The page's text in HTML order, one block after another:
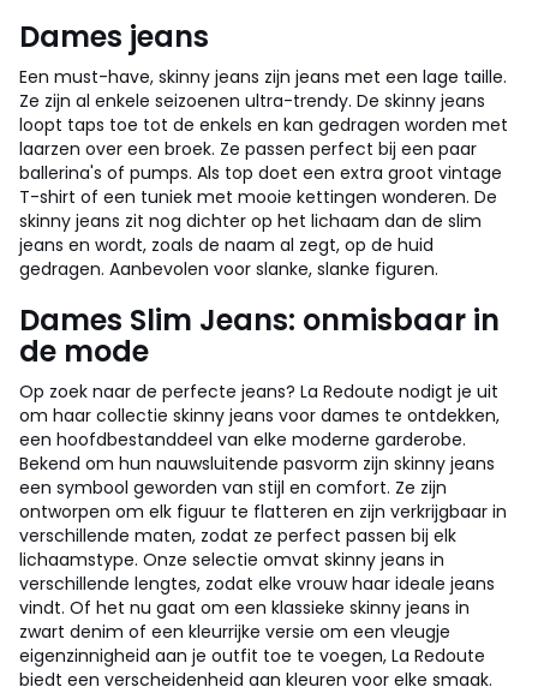
Dames jeans
Een must-have, skinny jeans zijn jeans met een lage taille.
Ze zijn al enkele seizoenen ultra-trendy. De skinny jeans
loopt taps toe tot de enkels en kan gedragen worden met
laarzen over een broek. Ze passen perfect bij een paar
ballerina's of pumps. Als top doet een extra groot vintage
T-shirt of een tuniek met mooie kettingen wonderen. De
skinny jeans zit nog dichter op het lichaam dan de slim
jeans en wordt, zoals de naam al zegt, op de huid
gedragen. Aanbevolen voor slanke, slanke figuren.
Dames Slim Jeans: onmisbaar in
de mode
Op zoek naar de perfecte jeans? La Redoute nodigt je uit
om haar collectie skinny jeans voor dames te ontdekken,
een hoofdbestanddeel van elke moderne garderobe.
Bekend om hun nauwsluitende pasvorm zijn skinny jeans
een symbool geworden van stijl en comfort. Ze zijn
ontworpen om elk figuur te flatteren en zijn verkrijgbaar in
verschillende maten, zodat ze perfect passen bij elk
lichaamstype. Onze selectie omvat skinny jeans in
verschillende lengtes, zodat elke vrouw haar ideale jeans
vindt. Of het nu gaat om een klassieke skinny jeans in
zwart denim of een kleurrijke versie om een vleugje
eigenzinnigheid aan je outfit toe te voegen, La Redoute
biedt een verscheidenheid aan kleuren voor elke smaak.